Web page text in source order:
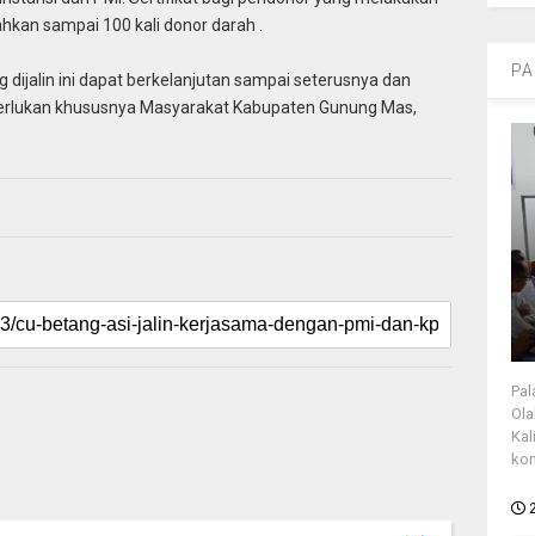
sampai 100 kali donor darah .
dijalin ini dapat berkelanjutan sampai seterusnya dan
khususnya Masyarakat Kabupaten Gunung Mas,